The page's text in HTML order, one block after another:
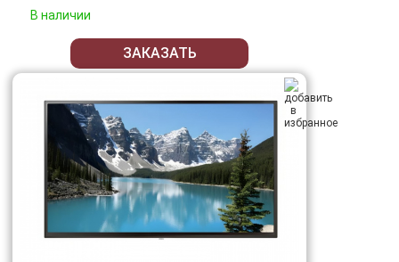
В наличии
ЗАКАЗАТЬ